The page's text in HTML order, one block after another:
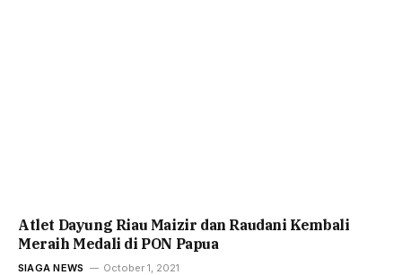
Atlet Dayung Riau Maizir dan Raudani Kembali
Meraih Medali di PON Papua
SIAGA NEWS October 1, 2021